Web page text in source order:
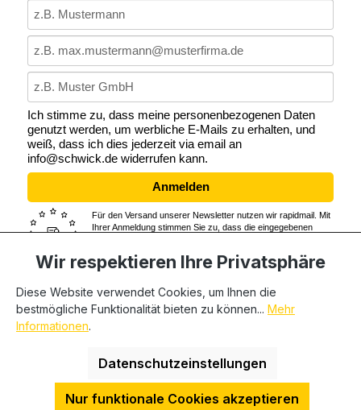
Ich stimme zu, dass meine personenbezogenen Daten
genutzt werden, um werbliche E-Mails zu erhalten, und
weiß, dass ich dies jederzeit via email an
info@schwick.de widerrufen kann.
Anmelden
Für den Versand unserer Newsletter nutzen wir rapidmail. Mit
Ihrer Anmeldung stimmen Sie zu, dass die eingegebenen
* Alle Preise exkl. gesetzl. Mehrwertsteuer zzgl.
Versandkosten
private Endverbraucher können nicht beliefert werden.
HDESakura Theme byHosonoDE
Wir respektieren Ihre Privatsphäre
Diese Website verwendet Cookies, um Ihnen die
bestmögliche Funktionalität bieten zu können... Mehr
Informationen.
Datenschutzeinstellungen
Nur funktionale Cookies akzeptieren